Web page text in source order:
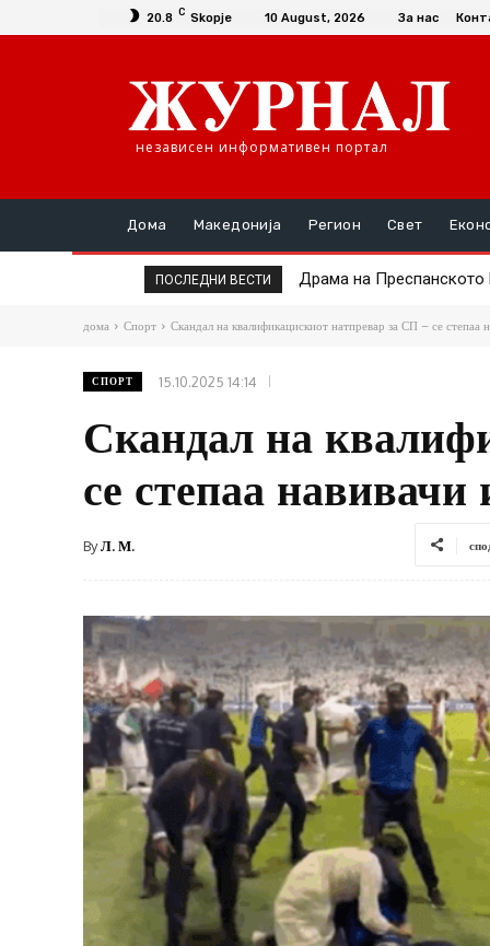
20.8 C Skopje 10 August, 2026 За нас
независен информативен портал
Дома Македонија Регион Свет
ПОСЛЕДНИ ВЕСТИ Драма на Преспанското
Москва го пофали
дома Спорт Скандал на квалификацискиот натпревар за СП – се степаа
СПОРТ 15.10.2025 14:14
Скандал на
се степаа
ByЛ. М.